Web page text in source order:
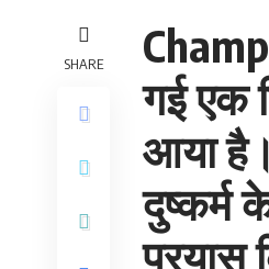
SHARE
गई एक
आया
दुष्कर्म
प्रयास